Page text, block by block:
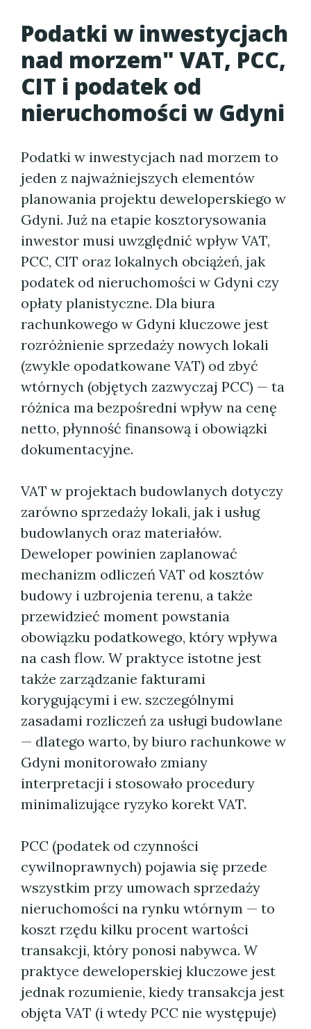
Podatki w inwestycjach
nad morzem" VAT, PCC,
CIT i podatek od
nieruchomości w Gdyni
Podatki w inwestycjach nad morzem to
jeden z najważniejszych elementów
planowania projektu deweloperskiego w
Gdyni. Już na etapie kosztorysowania
inwestor musi uwzględnić wpływ VAT,
PCC, CIT oraz lokalnych obciążeń, jak
podatek od nieruchomości w Gdyni czy
opłaty planistyczne. Dla biura
rachunkowego w Gdyni kluczowe jest
rozróżnienie sprzedaży nowych lokali
(zwykle opodatkowane VAT) od zbyć
wtórnych (objętych zazwyczaj PCC) — ta
różnica ma bezpośredni wpływ na cenę
netto, płynność finansową i obowiązki
dokumentacyjne.
VAT w projektach budowlanych dotyczy
zarówno sprzedaży lokali, jak i usług
budowlanych oraz materiałów.
Deweloper powinien zaplanować
mechanizm odliczeń VAT od kosztów
budowy i uzbrojenia terenu, a także
przewidzieć moment powstania
obowiązku podatkowego, który wpływa
na cash flow. W praktyce istotne jest
także zarządzanie fakturami
korygującymi i ew. szczególnymi
zasadami rozliczeń za usługi budowlane
— dlatego warto, by biuro rachunkowe w
Gdyni monitorowało zmiany
interpretacji i stosowało procedury
minimalizujące ryzyko korekt VAT.
PCC (podatek od czynności
cywilnoprawnych) pojawia się przede
wszystkim przy umowach sprzedaży
nieruchomości na rynku wtórnym — to
koszt rzędu kilku procent wartości
transakcji, który ponosi nabywca. W
praktyce deweloperskiej kluczowe jest
jednak rozumienie, kiedy transakcja jest
objęta VAT (i wtedy PCC nie występuje)